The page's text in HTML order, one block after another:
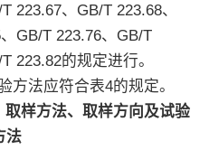
223.67、GB/T 223.68、
GB/T 223.76、GB/T
223.82的规定进行。
方法应符合表4的规定。
样方法、取样方向及试验
法